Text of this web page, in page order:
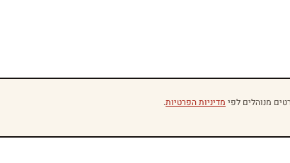
מנוהלים לפי מדיניות הפרטיות.